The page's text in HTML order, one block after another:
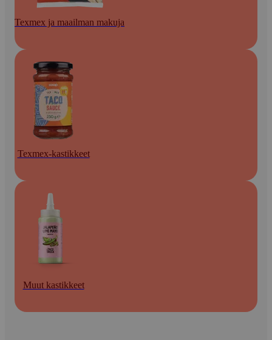
Texmex ja maailman makuja
Texmex-kastikkeet
Muut kastikkeet